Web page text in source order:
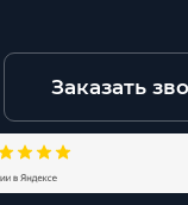
Заказать